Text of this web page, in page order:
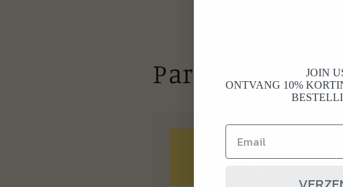
Partners
JOIN
ONTVANG 10%